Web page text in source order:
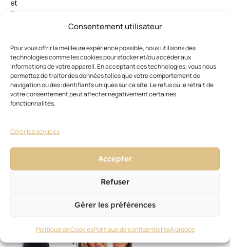
Consentement utilisateur
Pour vous offrir la meilleure expérience possible, nous utilisons des
technologies comme les cookies pour stocker et/ou accéder aux
informations de votre appareil. En acceptant ces technologies, vous nous
permettez de traiter des données telles que votre comportement de
navigation ou des identifiants uniques sur ce site. Le refus ou le retrait de
votre consentement peut affecter négativement certaines
fonctionnalités.
Gérer les services
Accepter
Refuser
Gérer les préférences
Politique de CookiesPolitique de confidentialitéA propos
et
8
qui
valorise
l’aspect
professionnel
de
ce
Ces articles pourraient vous